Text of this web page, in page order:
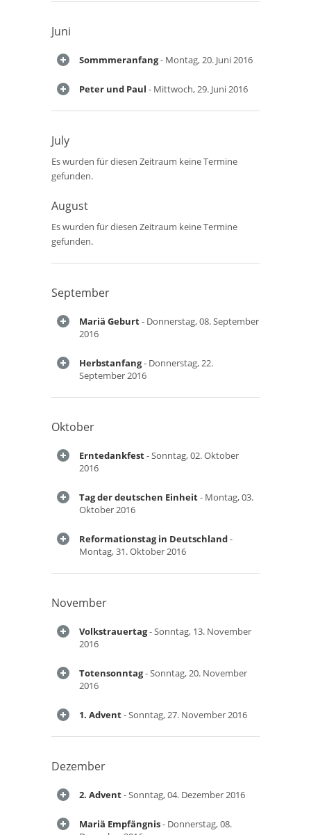
Juni
Sommmeranfang- Montag, 20. Juni 2016
Peter und Paul - Mittwoch, 29. Juni 2016
July
Es wurden für diesen Zeitraum keine Termine
gefunden.
August
Es wurden für diesen Zeitraum keine Termine
gefunden.
September
Mariä Geburt- Donnerstag, 08. September
2016
Herbstanfang- Donnerstag, 22.
September 2016
Oktober
Erntedankfest- Sonntag, 02. Oktober
2016
Tag der deutschen Einheit- Montag, 03.
Oktober 2016
Reformationstag in Deutschland-
Montag, 31. Oktober 2016
November
Volkstrauertag- Sonntag, 13. November
2016
Totensonntag- Sonntag, 20. November
2016
1. Advent- Sonntag, 27. November 2016
Dezember
2. Advent- Sonntag, 04. Dezember 2016
Mariä Empfängnis- Donnerstag, 08.